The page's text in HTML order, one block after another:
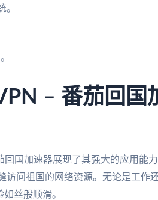
。
– 番茄回国
国加速器展现了其强大的应用能
访问祖国的网络资源。无论是工作
丝般顺滑。